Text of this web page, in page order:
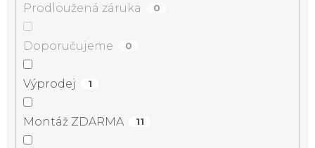
Prodloužená záruka 0
Doporučujeme 0
Výprodej 1
Montáž ZDARMA 11